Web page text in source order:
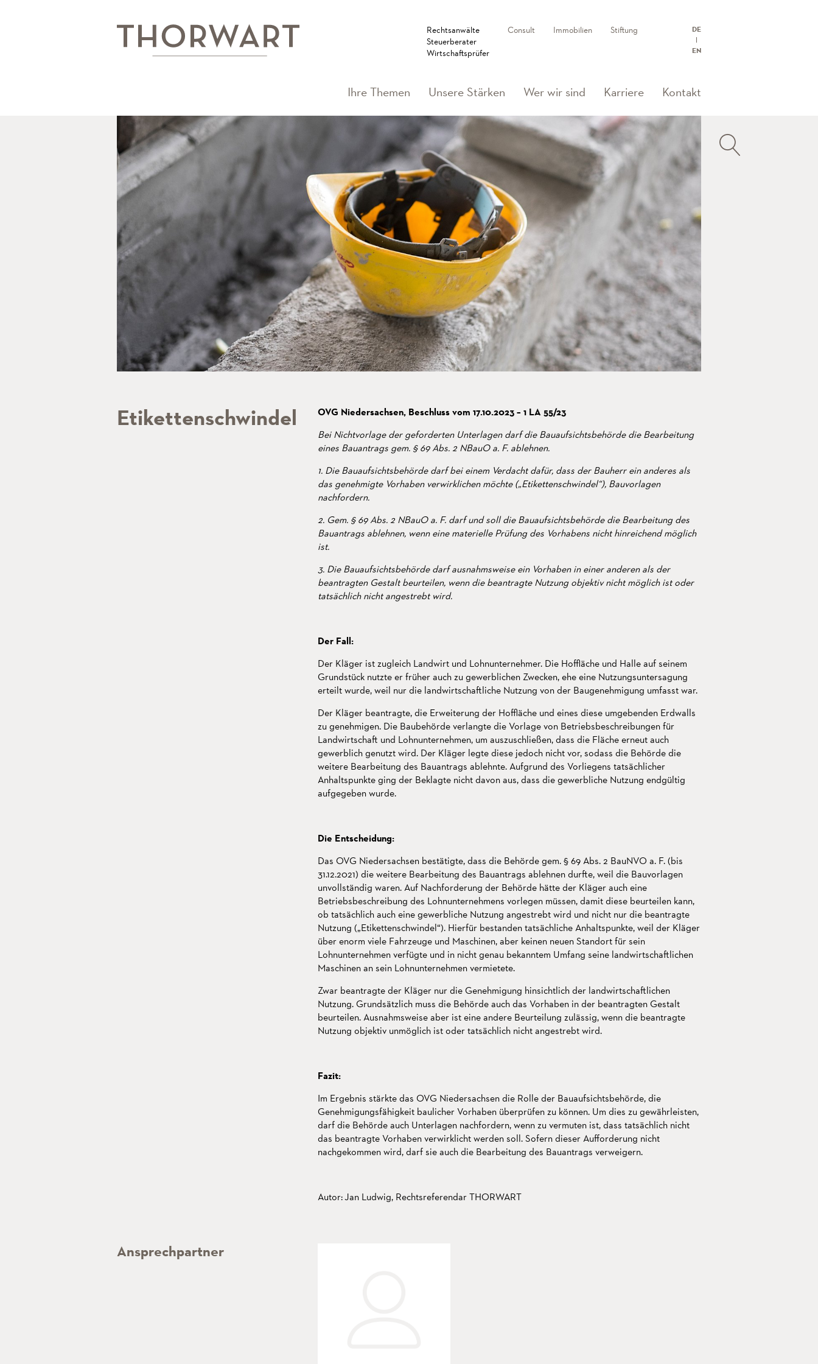
Rechtsanwälte
Steuerberater
Wirtschaftsprüfer
Consult Immobilien Stiftung DE
EN
Ihre Themen Unsere Stärken Wer wir sind Karriere Kontakt
Etikettenschwindel
OVG Niedersachsen, Beschluss vom 17.10.2023 – 1 LA 55/23
Bei Nichtvorlage der geforderten Unterlagen darf die Bauaufsichtsbehörde die Bearbeitung
eines Bauantrags gem. § 69 Abs. 2 NBauO a. F. ablehnen.
1. Die Bauaufsichtsbehörde darf bei einem Verdacht dafür, dass der Bauherr ein anderes als
das genehmigte Vorhaben verwirklichen möchte („Etikettenschwindel“), Bauvorlagen
nachfordern.
2. Gem. § 69 Abs. 2 NBauO a. F. darf und soll die Bauaufsichtsbehörde die Bearbeitung des
Bauantrags ablehnen, wenn eine materielle Prüfung des Vorhabens nicht hinreichend möglich
ist.
3. Die Bauaufsichtsbehörde darf ausnahmsweise ein Vorhaben in einer anderen als der
beantragten Gestalt beurteilen, wenn die beantragte Nutzung objektiv nicht möglich ist oder
tatsächlich nicht angestrebt wird.
Der Fall:
Der Kläger ist zugleich Landwirt und Lohnunternehmer. Die Hoffläche und Halle auf seinem
Grundstück nutzte er früher auch zu gewerblichen Zwecken, ehe eine Nutzungsuntersagung
erteilt wurde, weil nur die landwirtschaftliche Nutzung von der Baugenehmigung umfasst war.
Der Kläger beantragte, die Erweiterung der Hoffläche und eines diese umgebenden Erdwalls
zu genehmigen. Die Baubehörde verlangte die Vorlage von Betriebsbeschreibungen für
Landwirtschaft und Lohnunternehmen, um auszuschließen, dass die Fläche erneut auch
gewerblich genutzt wird. Der Kläger legte diese jedoch nicht vor, sodass die Behörde die
weitere Bearbeitung des Bauantrags ablehnte. Aufgrund des Vorliegens tatsächlicher
Anhaltspunkte ging der Beklagte nicht davon aus, dass die gewerbliche Nutzung endgültig
aufgegeben wurde.
Die Entscheidung:
Das OVG Niedersachsen bestätigte, dass die Behörde gem. § 69 Abs. 2 BauNVO a. F. (bis
31.12.2021) die weitere Bearbeitung des Bauantrags ablehnen durfte, weil die Bauvorlagen
unvollständig waren. Auf Nachforderung der Behörde hätte der Kläger auch eine
Betriebsbeschreibung des Lohnunternehmens vorlegen müssen, damit diese beurteilen kann,
ob tatsächlich auch eine gewerbliche Nutzung angestrebt wird und nicht nur die beantragte
Nutzung („Etikettenschwindel“). Hierfür bestanden tatsächliche Anhaltspunkte, weil der Kläger
über enorm viele Fahrzeuge und Maschinen, aber keinen neuen Standort für sein
Lohnunternehmen verfügte und in nicht genau bekanntem Umfang seine landwirtschaftlichen
Maschinen an sein Lohnunternehmen vermietete.
Zwar beantragte der Kläger nur die Genehmigung hinsichtlich der landwirtschaftlichen
Nutzung. Grundsätzlich muss die Behörde auch das Vorhaben in der beantragten Gestalt
beurteilen. Ausnahmsweise aber ist eine andere Beurteilung zulässig, wenn die beantragte
Nutzung objektiv unmöglich ist oder tatsächlich nicht angestrebt wird.
Fazit:
Im Ergebnis stärkte das OVG Niedersachsen die Rolle der Bauaufsichtsbehörde, die
Genehmigungsfähigkeit baulicher Vorhaben überprüfen zu können. Um dies zu gewährleisten,
darf die Behörde auch Unterlagen nachfordern, wenn zu vermuten ist, dass tatsächlich nicht
das beantragte Vorhaben verwirklicht werden soll. Sofern dieser Aufforderung nicht
nachgekommen wird, darf sie auch die Bearbeitung des Bauantrags verweigern.
Autor: Jan Ludwig, Rechtsreferendar THORWART
Ansprechpartner